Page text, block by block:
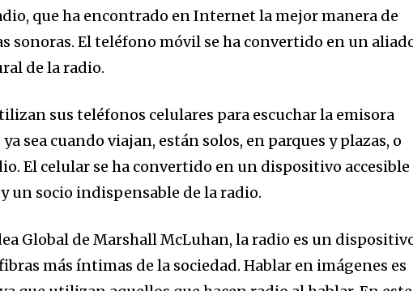
que ha encontrado en Internet la mejor manera de
sonoras. El teléfono móvil se ha convertido en un
de la radio.
sus teléfonos celulares para escuchar la emisora
sea cuando viajan, están solos, en parques y plazas, o
El celular se ha convertido en un dispositivo accesible
un socio indispensable de la radio.
Global de Marshall McLuhan, la radio es un
más íntimas de la sociedad. Hablar en imágenes es